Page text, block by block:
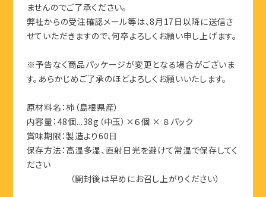
ませんのでご了承ください。
弊社からの受注確認メール等は、8月17日以降に送信さ
せていただきますので、何卒よろしくお願い申し上げます。
※予告なく商品パッケージが変更となる場合がございま
す。あらかじめご了承のほどよろしくお願いいたします。
原材料名：柿（島根県産）
内容量：48個...38g（中玉）×６個 × ８パック
賞味期限：製造より60日
保存方法：高温多湿、直射日光を避けて常温で保存してく
ださい
（開封後は早めにお召し上がりください）